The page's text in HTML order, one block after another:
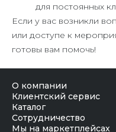
для постоянных
Если у вас возникли
или доступе к
готовы вам помочь!
о компании
клиентский сервис
каталог
сотрудничество
Мы на маркетплейсах